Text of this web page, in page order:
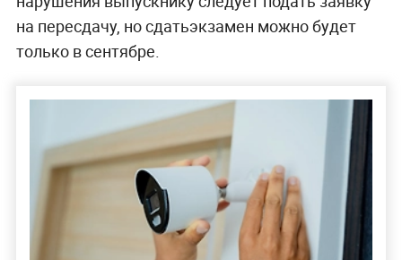
на пересдачу, но сдатьэкзамен можно будет
только в сентябре.